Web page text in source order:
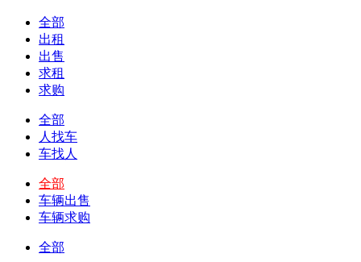
全部
出租
出售
求租
求购
全部
人找车
车找人
全部
车辆出售
车辆求购
全部